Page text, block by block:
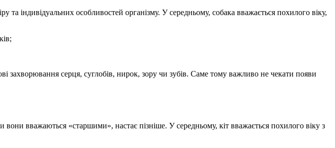
та індивідуальних особливостей організму. У середньому, собака вважається похилого віку,
захворювання серця, суглобів, нирок, зору чи зубів. Саме тому важливо не чекати появи
вважаються «старшими», настає пізніше. У середньому, кіт вважається похилого віку з